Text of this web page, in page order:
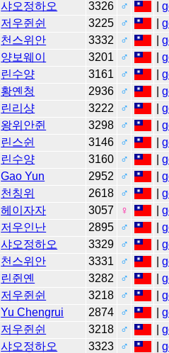
샤오정하오 3326 ♂ |
저우쥔쉰 3225 ♂ |
천스위안 3332 ♂ |
양보웨이 3201 ♂ |
린수양 3161 ♂ |
황옌청 2936 ♂ |
린리샹 3222 ♂ |
왕위안쥔 3298 ♂ |
린스쉰 3146 ♂ |
린수양 3160 ♂ |
Gao Yun 2952 ♂ |
천칭위 2618 ♂ |
헤이자자 3057 ♀ |
저우인난 2895 ♂ |
샤오정하오 3329 ♂ |
천스위안 3331 ♂ |
린쥔옌 3282 ♂ |
저우쥔쉰 3218 ♂ |
Yu Chengrui 2874 ♂ |
저우쥔쉰 3218 ♂ |
샤오정하오 3323 ♂ |